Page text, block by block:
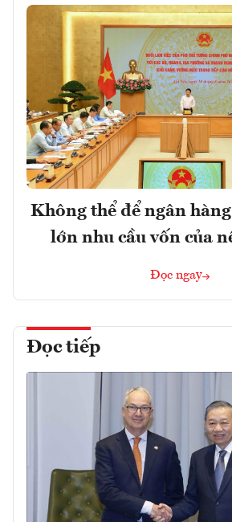
Không thể để ngân hàng
lớn nhu cầu vốn của
Đọc ngay
Đọc tiếp